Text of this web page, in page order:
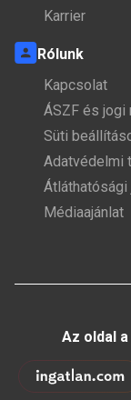
Karrier
Rólunk
Kapcsolat
ÁSZF és jogi
Süti
Adatvédelmi
Médiaajánlat
Az oldal